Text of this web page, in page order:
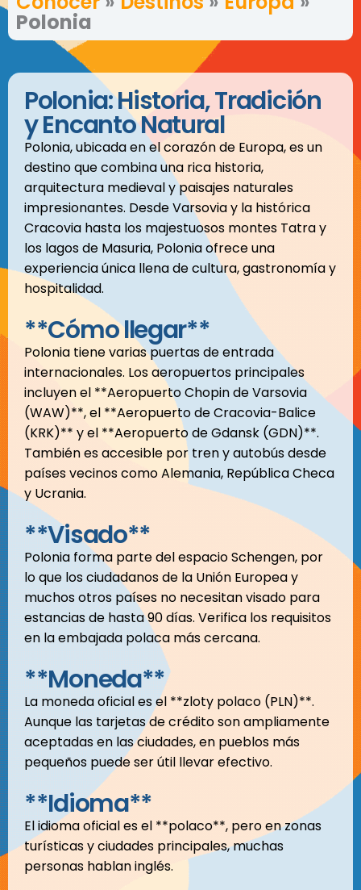
Polonia
Polonia: Historia, Tradición
y Encanto Natural
Polonia, ubicada en el corazón de Europa, es un
destino que combina una rica historia,
arquitectura medieval y paisajes naturales
impresionantes. Desde Varsovia y la histórica
Cracovia hasta los majestuosos montes Tatra y
los lagos de Masuria, Polonia ofrece una
experiencia única llena de cultura, gastronomía y
hospitalidad.
**Cómo llegar**
Polonia tiene varias puertas de entrada
internacionales. Los aeropuertos principales
incluyen el **Aeropuerto Chopin de Varsovia
(WAW)**, el **Aeropuerto de Cracovia-Balice
(KRK)** y el **Aeropuerto de Gdansk (GDN)**.
También es accesible por tren y autobús desde
países vecinos como Alemania, República Checa
y Ucrania.
**Visado**
Polonia forma parte del espacio Schengen, por
lo que los ciudadanos de la Unión Europea y
muchos otros países no necesitan visado para
estancias de hasta 90 días. Verifica los requisitos
en la embajada polaca más cercana.
**Moneda**
La moneda oficial es el **zloty polaco (PLN)**.
Aunque las tarjetas de crédito son ampliamente
aceptadas en las ciudades, en pueblos más
pequeños puede ser útil llevar efectivo.
**Idioma**
El idioma oficial es el **polaco**, pero en zonas
turísticas y ciudades principales, muchas
personas hablan inglés.